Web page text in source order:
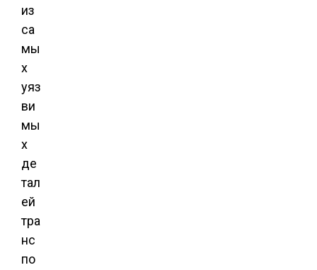
из
са
мы
х
уяз
ви
мы
х
де
тал
ей
тра
нс
по